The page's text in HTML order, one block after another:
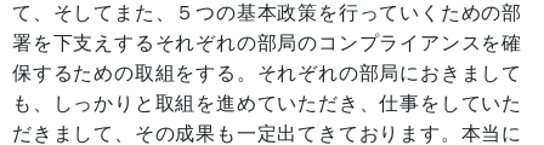
て、そしてまた、５つの基本政策を行っていくための部
署を下支えするそれぞれの部局のコンプライアンスを確
保するための取組をする。それぞれの部局におきまして
も、しっかりと取組を進めていただき、仕事をしていた
だきまして、その成果も一定出てきております。本当に